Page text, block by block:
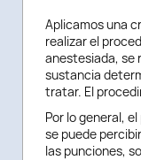
Aplicamos una
realizar el
anestesiada, se
sustancia
tratar. El
Por lo general,
se puede
las punciones,